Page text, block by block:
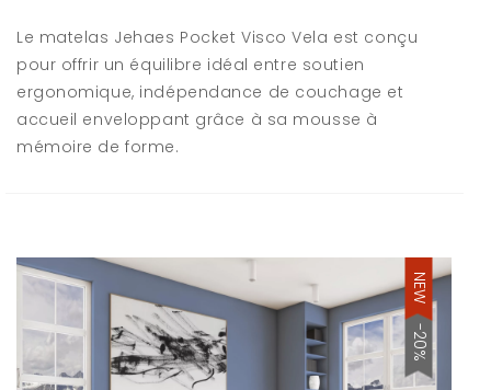
Le matelas Jehaes Pocket Visco Vela est conçu
pour offrir un équilibre idéal entre soutien
ergonomique, indépendance de couchage et
accueil enveloppant grâce à sa mousse à
mémoire de forme.
NEW
-20%